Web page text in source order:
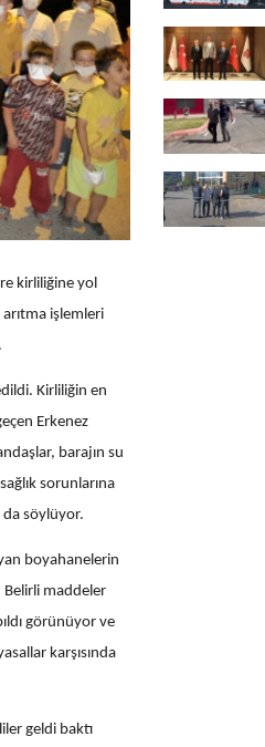
kirliliğine yol
işlemleri
Kirliliğin en
Erkenez
barajın su
sorunlarına
söylüyor.
boyahanelerin
Belirli maddeler
görünüyor ve
karşısında
geldi baktı